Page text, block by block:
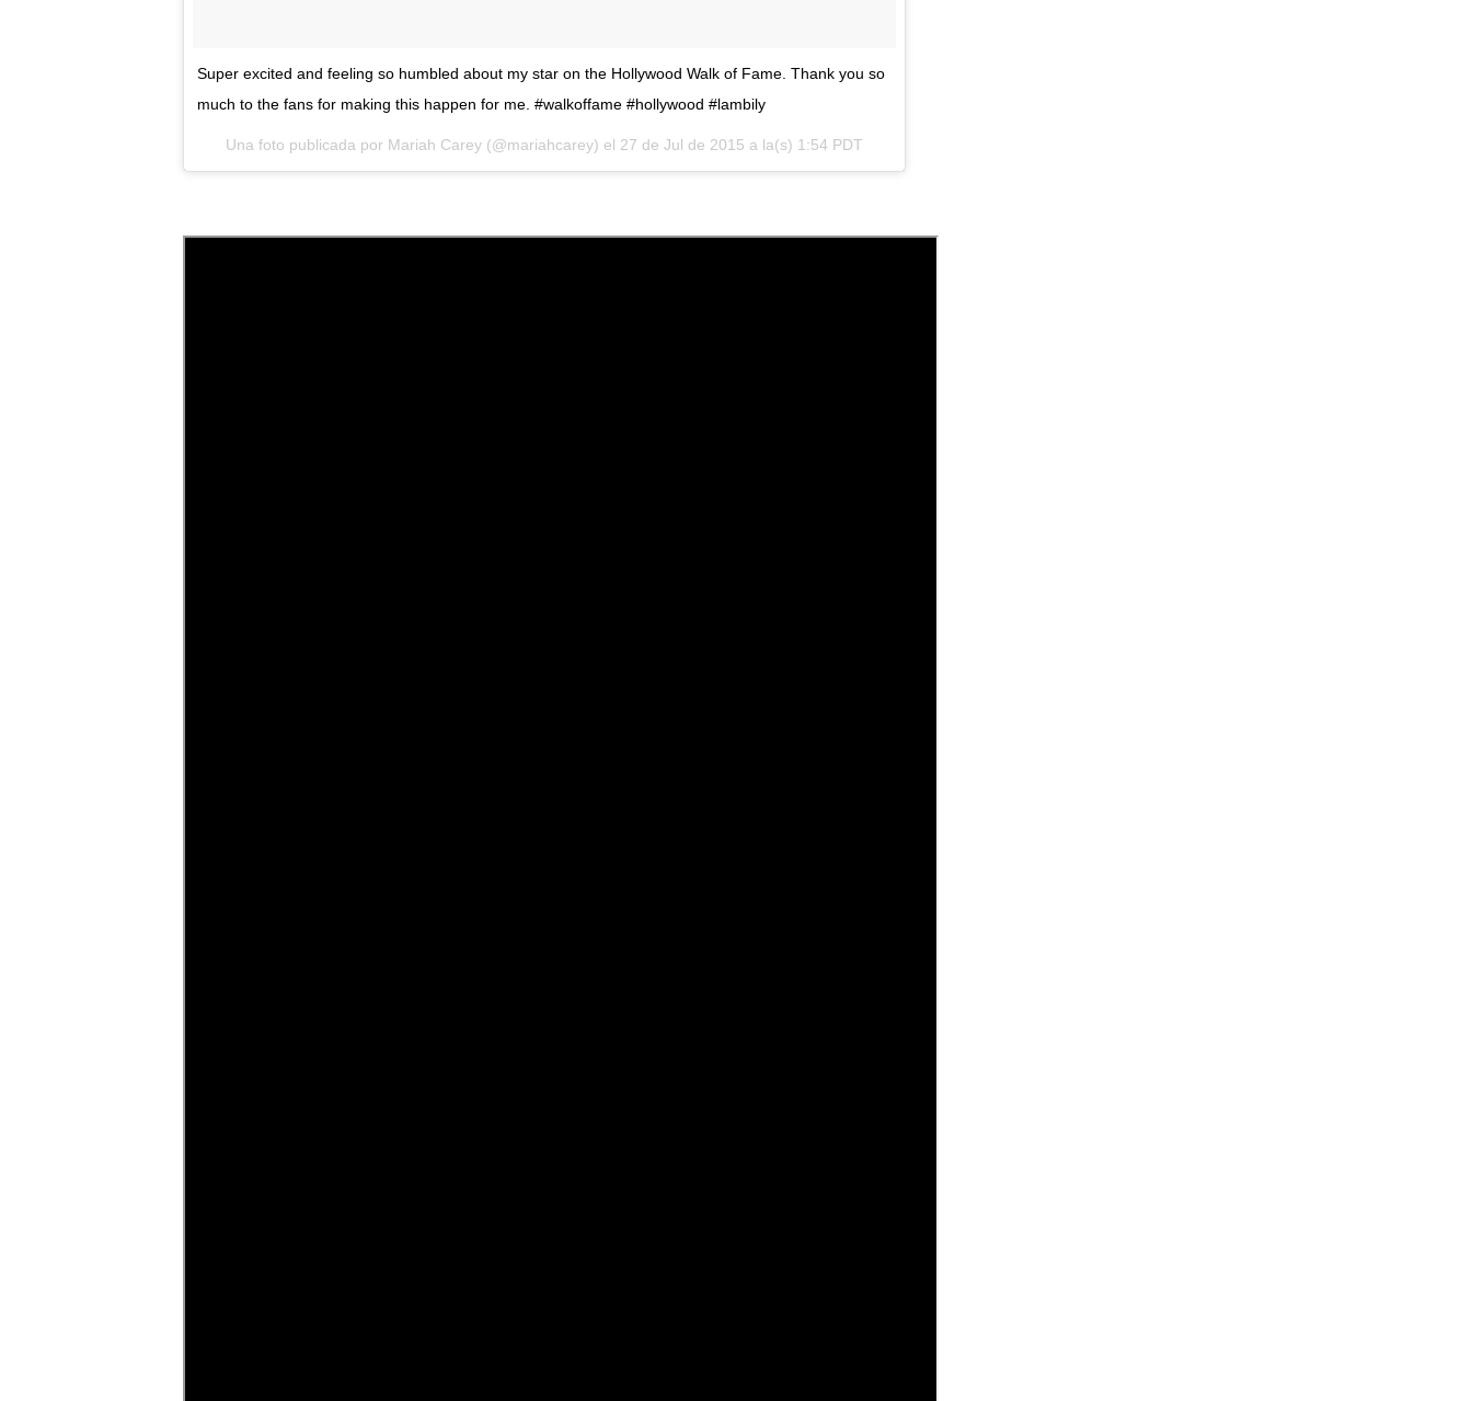
Super excited and feeling so humbled about my star on the Hollywood Walk of Fame. Thank you so
much to the fans for making this happen for me. #walkoffame #hollywood #lambily
Una foto publicada por Mariah Carey (@mariahcarey) el 27 de Jul de 2015 a la(s) 1:54 PDT